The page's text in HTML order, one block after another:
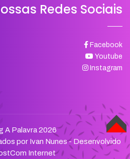
Redes Sociais
Facebook
Youtube
Instagram
A Palavra 2026
por Ivan Nunes - Desenvolvido
Internet
TOPO